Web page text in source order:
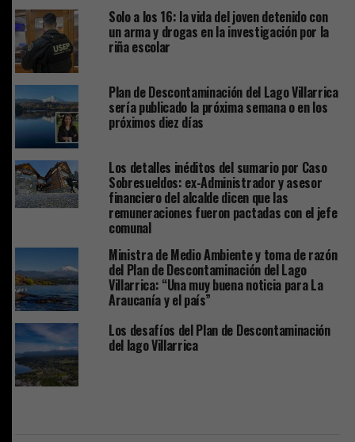
Solo a los 16: la vida del joven detenido con
un arma y drogas en la investigación por la
riña escolar
Plan de Descontaminación del Lago Villarrica
sería publicado la próxima semana o en los
próximos diez días
Los detalles inéditos del sumario por Caso
Sobresueldos: ex-Administrador y asesor
financiero del alcalde dicen que las
remuneraciones fueron pactadas con el jefe
comunal
Ministra de Medio Ambiente y toma de razón
del Plan de Descontaminación del Lago
Villarrica: “Una muy buena noticia para La
Araucanía y el país”
Los desafíos del Plan de Descontaminación
del lago Villarrica